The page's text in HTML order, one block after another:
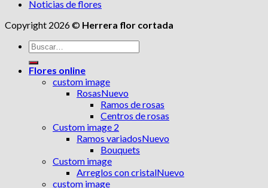
Noticias de flores
Copyright 2026 © Herrera flor cortada
Buscar
por:
Flores online
custom image
Rosas
Ramos de rosas
Centros de rosas
Custom image 2
Ramos variados
Bouquets
Custom image
Arreglos con cristal
custom image